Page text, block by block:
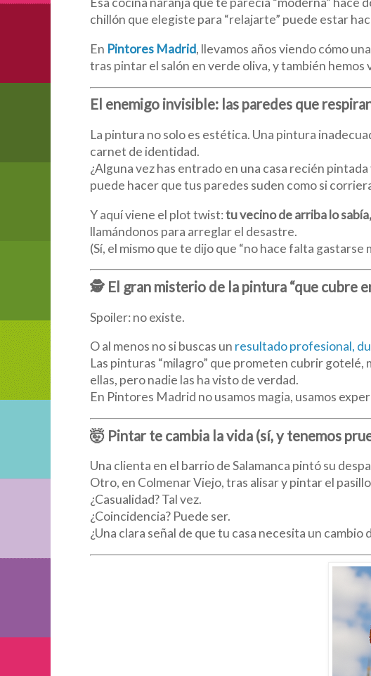
chillón que elegiste para “relajarte” puede estar
En Pintores Madrid, llevamos años viendo cómo
tras pintar el salón en verde oliva, y también
El enemigo invisible: las paredes que
La pintura no solo es estética. Una pintura
carnet de identidad.
¿Alguna vez has entrado en una casa recién
puede hacer que tus paredes suden como si
Y aquí viene el plot twist:tu vecino de arriba lo
llamándonos para arreglar el desastre.
(Sí, el mismo que te dijo que “no hace falta gastarse
🕵️ El gran misterio de la pintura “que cubre
Spoiler: no existe.
O al menos no si buscas un resultado profesional,
Las pinturas “milagro” que prometen cubrir gotelé,
ellas, pero nadie las ha visto de verdad.
En Pintores Madrid no usamos magia, usamos
🤯 Pintar te cambia la vida (sí, y tenemos
Una clienta en el barrio de Salamanca pintó su
Otro, en Colmenar Viejo, tras alisar y pintar el
¿Casualidad? Tal vez.
¿Coincidencia? Puede ser.
¿Una clara señal de que tu casa necesita un